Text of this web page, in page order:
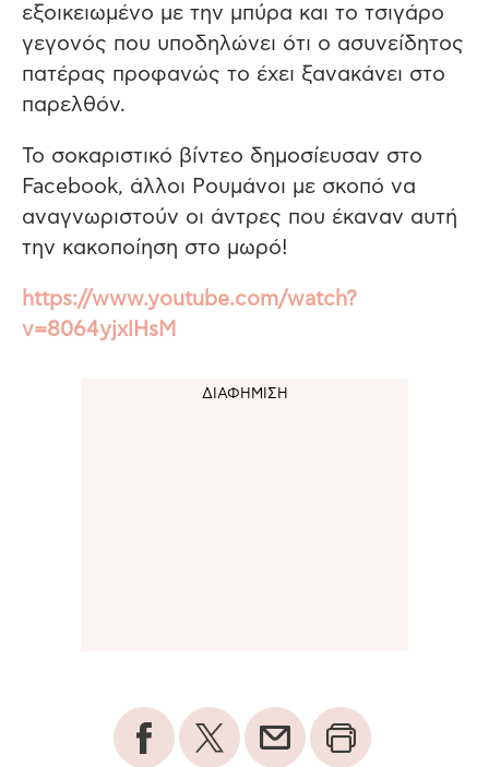
εξοικειωμένο με την μπύρα και το τσιγάρο
γεγονός που υποδηλώνει ότι ο ασυνείδητος
πατέρας προφανώς το έχει ξανακάνει στο
παρελθόν.
Το σοκαριστικό βίντεο δημοσίευσαν στο
Facebook, άλλοι Ρουμάνοι με σκοπό να
αναγνωριστούν οι άντρες που έκαναν αυτή
την κακοποίηση στο μωρό!
https://www.youtube.com/watch?
v=8064yjxlHsM